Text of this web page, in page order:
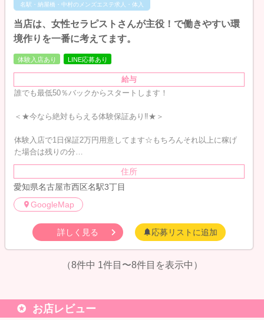
名駅・納屋橋・中村のメンズエステ求人・体入
当店は、女性セラピストさんが主役！で働きやすい環
境作りを一番に考えてます。
体験入店あり LINE応募あり
給与
誰でも最低50％バックからスタートします！
＜★今なら絶対もらえる体験保証あり‼︎★＞
体験入店で1日保証2万円用意してます☆もちろんそれ以上に稼げ
た場合は残りの分…
住所
愛知県名古屋市西区名駅3丁目
GoogleMap
詳しく見る 応募リストに追加
（8件中 1件目〜8件目を表示中）
お店レビュー